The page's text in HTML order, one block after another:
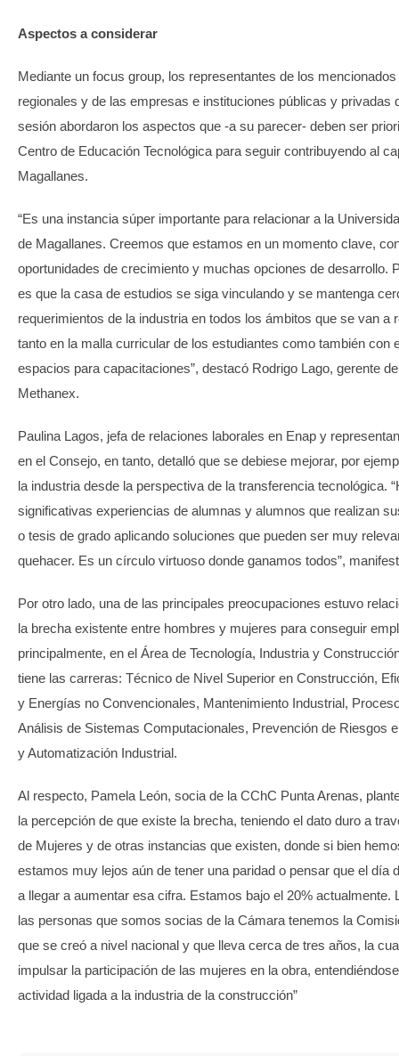
Aspectos a considerar
Mediante un focus group, los representantes de los
regionales y de las empresas e instituciones públicas y privadas
sesión abordaron los aspectos que -a su parecer- deben ser
Centro de Educación Tecnológica para seguir contribuyendo al
Magallanes.
“Es una instancia súper importante para relacionar a la
de Magallanes. Creemos que estamos en un momento clave,
oportunidades de crecimiento y muchas opciones de desarrollo.
es que la casa de estudios se siga vinculando y se mantenga
requerimientos de la industria en todos los ámbitos que se van a
tanto en la malla curricular de los estudiantes como también con
espacios para capacitaciones”, destacó Rodrigo Lago, gerente
Methanex.
Paulina Lagos, jefa de relaciones laborales en Enap y
en el Consejo, en tanto, detalló que se debiese mejorar, por
la industria desde la perspectiva de la transferencia tecnológica.
significativas experiencias de alumnas y alumnos que realizan
o tesis de grado aplicando soluciones que pueden ser muy
quehacer. Es un círculo virtuoso donde ganamos todos”,
Por otro lado, una de las principales preocupaciones estuvo
la brecha existente entre hombres y mujeres para conseguir
principalmente, en el Área de Tecnología, Industria y
tiene las carreras: Técnico de Nivel Superior en Construcción,
y Energías no Convencionales, Mantenimiento Industrial,
Análisis de Sistemas Computacionales, Prevención de Riesgos
y Automatización Industrial.
Al respecto, Pamela León, socia de la CChC Punta Arenas,
la percepción de que existe la brecha, teniendo el dato duro a
de Mujeres y de otras instancias que existen, donde si bien
estamos muy lejos aún de tener una paridad o pensar que el día
a llegar a aumentar esa cifra. Estamos bajo el 20% actualmente.
las personas que somos socias de la Cámara tenemos la
que se creó a nivel nacional y que lleva cerca de tres años, la
impulsar la participación de las mujeres en la obra,
actividad ligada a la industria de la construcción”